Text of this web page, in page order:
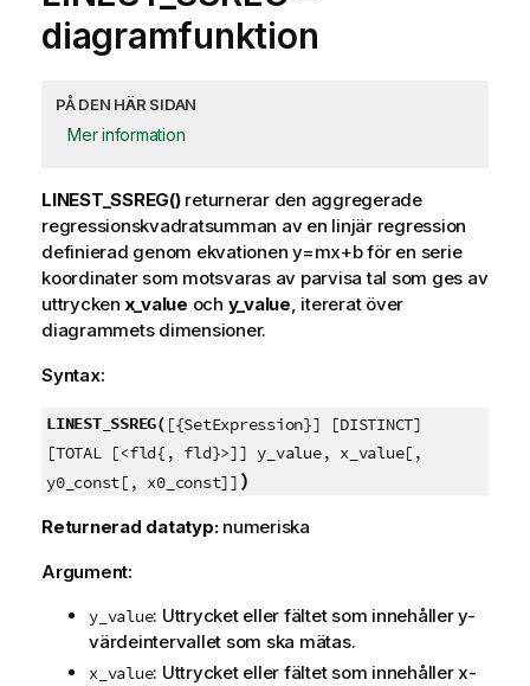
diagramfunktion
PÅ DEN HÄR SIDAN
Mer information
LINEST_SSREG()returnerar den aggregerade
regressionskvadratsumman av en linjär regression
definierad genom ekvationen y=mx+bför en serie
koordinater som motsvaras av parvisa tal som ges av
uttrycken x_value och y_value, itererat över
diagrammets dimensioner.
Syntax:
LINEST_SSREG( [{SetExpression}] [DISTINCT]
[TOTAL [<fld{, fld}>]] y_value, x_value[,
y0_const[, x0_const]] )
Returnerad datatyp: numeriska
Argument:
y_value: Uttrycket eller fältet som innehållery-
värdeintervallet som ska mätas.
x_value: Uttrycket eller fältet som innehåller x-